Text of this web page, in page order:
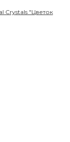
Crystals "Цветок